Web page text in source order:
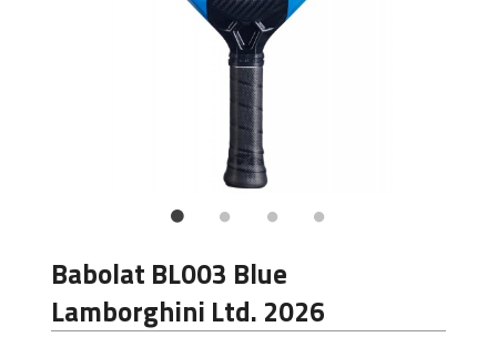
Babolat BL003 Blue
Lamborghini Ltd. 2026